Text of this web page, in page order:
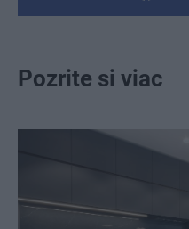
Pozrite si viac